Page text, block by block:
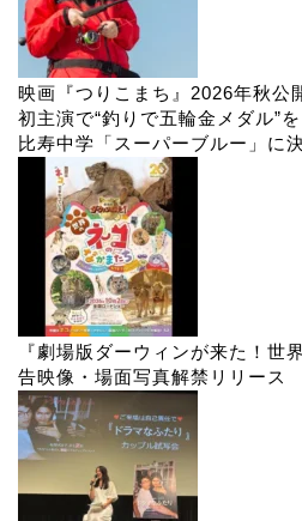
映画『つりこまち』2026年秋公
初主演で“釣りで五輪金メダル”
比寿中学「スーパーブルー」に
『劇場版ダーウィンが来た！世
告映像・場面写真解禁リリース